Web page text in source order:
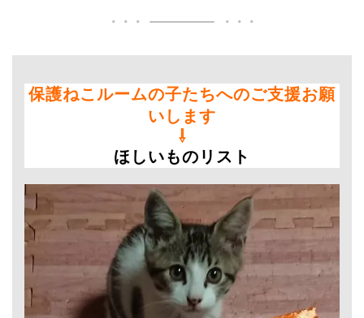
保護ねこルームの子たちへのご支援お願
いします
⇩
ほしいものリスト